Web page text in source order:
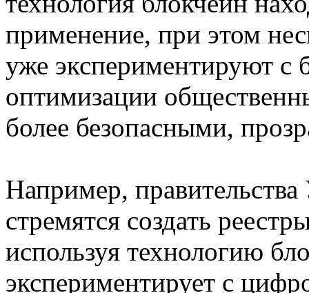
применение, при этом
уже экспериментируют с
оптимизации
более безопасными,
Например,
стремятся создать
используя технологию
экспериментирует с